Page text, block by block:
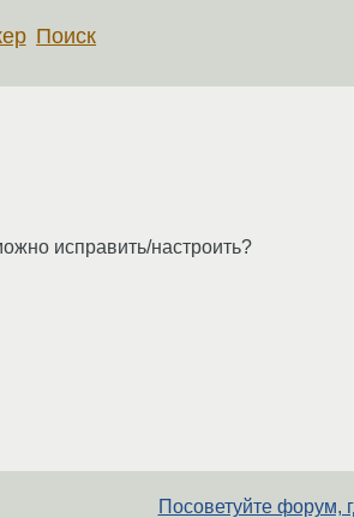
Поиск
исправить/настроить?
Посоветуйте форум,